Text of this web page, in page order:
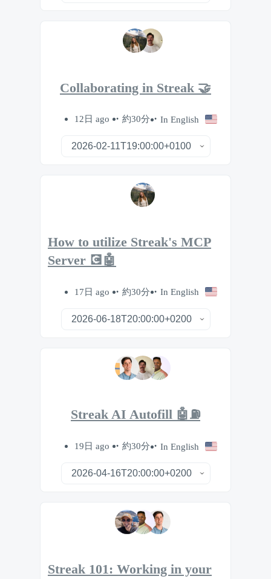
Collaborating in Streak 🤝
12日 ago 約30分 In English
How to utilize Streak's MCP
Server 💽🤖
17日 ago 約30分 In English
Streak AI Autofill 🤖⛽️
19日 ago 約30分 In English
Streak 101: Working in your